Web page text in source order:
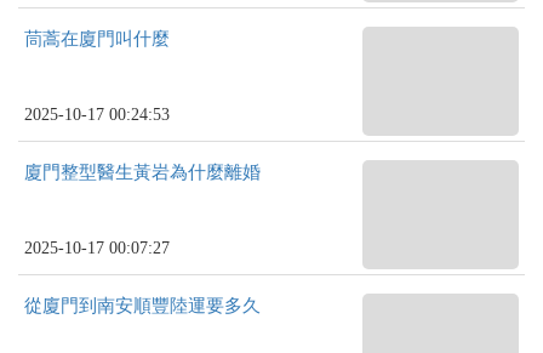
茼蒿在廈門叫什麼
2025-10-17 00:24:53
廈門整型醫生黃岩為什麼離婚
2025-10-17 00:07:27
從廈門到南安順豐陸運要多久